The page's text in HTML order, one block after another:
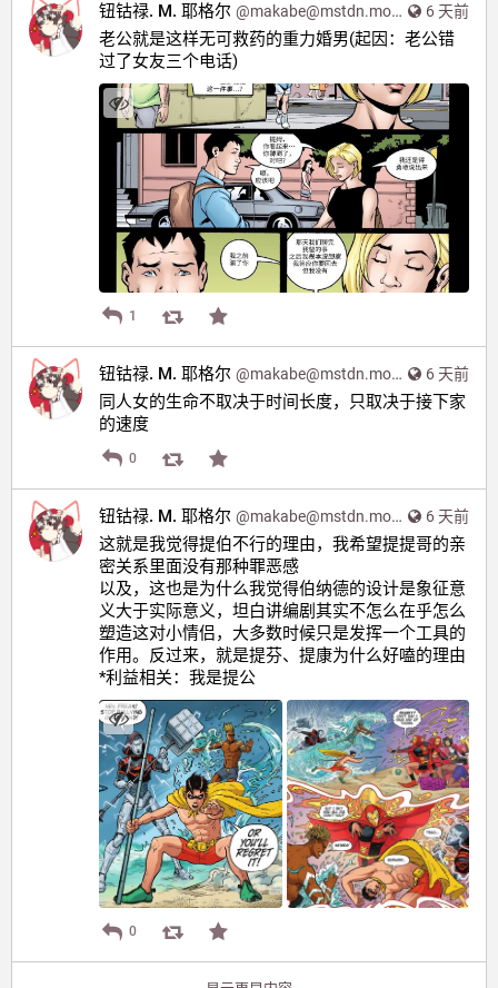
6 天前
钮钴禄. M. 耶格尔 @makabe@mstdn.moe
老公就是这样无可救药的重力婚男(起因：老公错
过了女友三个电话)
1
6 天前
钮钴禄. M. 耶格尔 @makabe@mstdn.moe
同人女的生命不取决于时间长度，只取决于接下家
的速度
0
6 天前
钮钴禄. M. 耶格尔 @makabe@mstdn.moe
这就是我觉得提伯不行的理由，我希望提提哥的亲
密关系里面没有那种罪恶感
以及，这也是为什么我觉得伯纳德的设计是象征意
义大于实际意义，坦白讲编剧其实不怎么在乎怎么
塑造这对小情侣，大多数时候只是发挥一个工具的
作用。反过来，就是提芬、提康为什么好嗑的理由
*利益相关：我是提公
0